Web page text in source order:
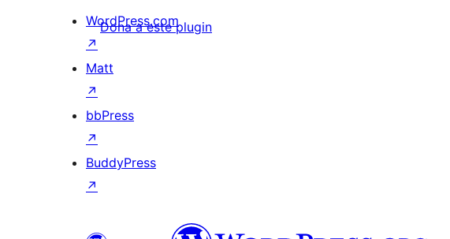
Dona a este plugin
WordPress.com
↗
Matt
↗
bbPress
↗
BuddyPress
↗